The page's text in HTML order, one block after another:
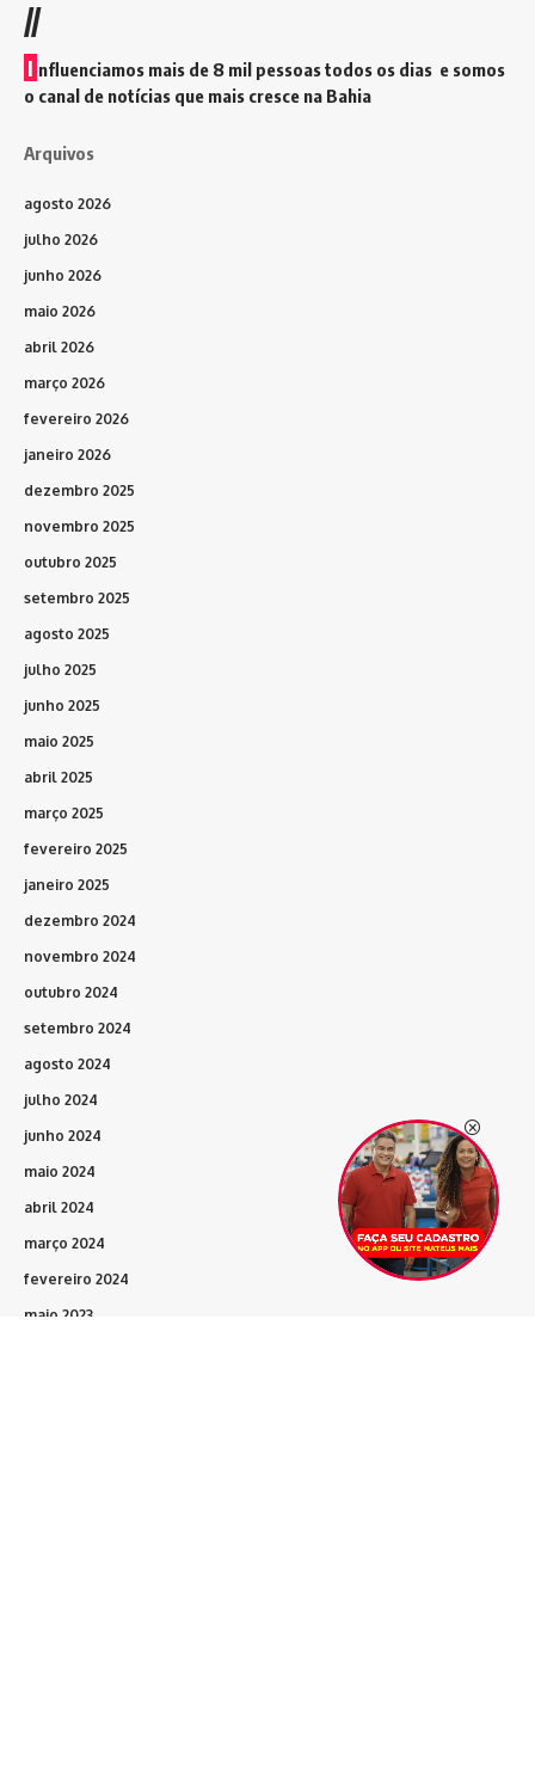
//
I nfluenciamos mais de 8 mil pessoas todos os dias e somos
o canal de notícias que mais cresce na Bahia
Arquivos
agosto 2026
julho 2026
junho 2026
maio 2026
abril 2026
março 2026
fevereiro 2026
janeiro 2026
dezembro 2025
novembro 2025
outubro 2025
setembro 2025
agosto 2025
julho 2025
junho 2025
maio 2025
abril 2025
março 2025
fevereiro 2025
janeiro 2025
dezembro 2024
novembro 2024
outubro 2024
setembro 2024
agosto 2024
julho 2024
junho 2024
maio 2024
abril 2024
março 2024
fevereiro 2024
maio 2023